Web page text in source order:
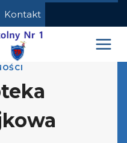
Kontakt